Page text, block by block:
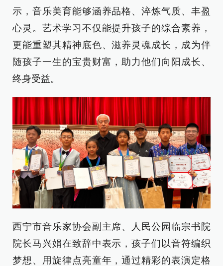
示，音乐美育能够涵养品格、淬炼气质、丰盈
心灵。艺术学习不仅能提升孩子的综合素养，
更能重塑其精神底色、滋养灵魂成长，成为伴
随孩子一生的宝贵财富，助力他们向阳成长、
终身受益。
西宁市音乐家协会副主席、人民公园临宗书院
院长马兴娟在致辞中表示，孩子们以音符编织
梦想、用旋律点亮童年，通过精彩的表演定格